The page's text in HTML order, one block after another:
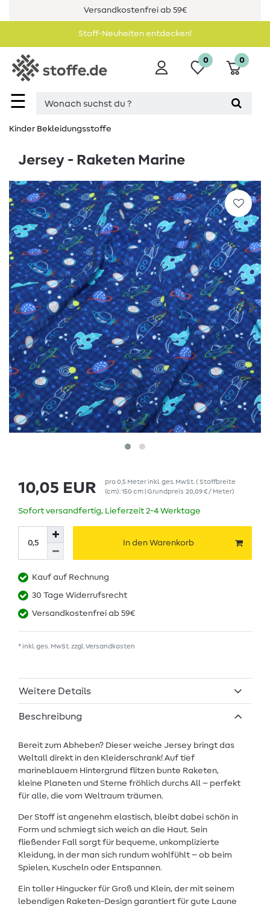
Versandkostenfrei ab 59€
Stoff-Neuheiten entdecken!
☰
0 0
Kinder Bekleidungsstoffe
Jersey - Raketen Marine
10,05 EUR pro0,5 Meter inkl. ges. MwSt.( Stoffbreite
(cm): 150 cm | Grundpreis 20,09 € / Meter)
Sofort versandfertig, Lieferzeit 2-4 Werktage
In den Warenkorb
Kauf auf Rechnung
30 Tage Widerrufsrecht
Versandkostenfrei ab 59€
* inkl. ges. MwSt. zzgl.Versandkosten
Weitere Details
Beschreibung
Bereit zum Abheben? Dieser weiche Jersey bringt das
Weltall direkt in den Kleiderschrank! Auf tief
marineblauem Hintergrund flitzen bunte Raketen,
kleine Planeten und Sterne fröhlich durchs All – perfekt
für alle, die vom Weltraum träumen.
Der Stoff ist angenehm elastisch, bleibt dabei schön in
Form und schmiegt sich weich an die Haut. Sein
fließender Fall sorgt für bequeme, unkomplizierte
Kleidung, in der man sich rundum wohlfühlt – ob beim
Spielen, Kuscheln oder Entspannen.
Ein toller Hingucker für Groß und Klein, der mit seinem
lebendigen Raketen-Design garantiert für gute Laune